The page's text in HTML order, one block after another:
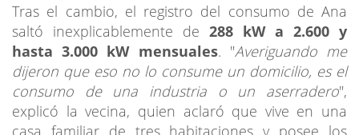
Tras el cambio, el registro del consumo de Ana
saltó inexplicablemente de 288 kW a 2.600 y
hasta 3.000 kW mensuales. "Averiguando me
dijeron que eso no lo consume un domicilio, es el
consumo de una industria o un aserradero",
explicó la vecina, quien aclaró que vive en una
casa familiar de tres habitaciones y posee los